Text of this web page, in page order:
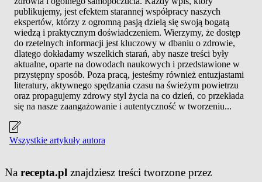
publikujemy, jest efektem starannej współpracy naszych
ekspertów, którzy z ogromną pasją dzielą się swoją bogatą
wiedzą i praktycznym doświadczeniem. Wierzymy, że dostęp
do rzetelnych informacji jest kluczowy w dbaniu o zdrowie,
dlatego dokładamy wszelkich starań, aby nasze treści były
aktualne, oparte na dowodach naukowych i przedstawione w
przystępny sposób. Poza pracą, jesteśmy również entuzjastami
literatury, aktywnego spędzania czasu na świeżym powietrzu
oraz propagujemy zdrowy styl życia na co dzień, co przekłada
się na nasze zaangażowanie i autentyczność w tworzeniu...
Wszystkie artykuły autora
Na recepta.pl znajdziesz treści tworzone przez